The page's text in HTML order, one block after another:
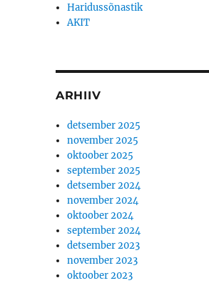
Haridussõnastik
AKIT
ARHIIV
detsember 2025
november 2025
oktoober 2025
september 2025
detsember 2024
november 2024
oktoober 2024
september 2024
detsember 2023
november 2023
oktoober 2023